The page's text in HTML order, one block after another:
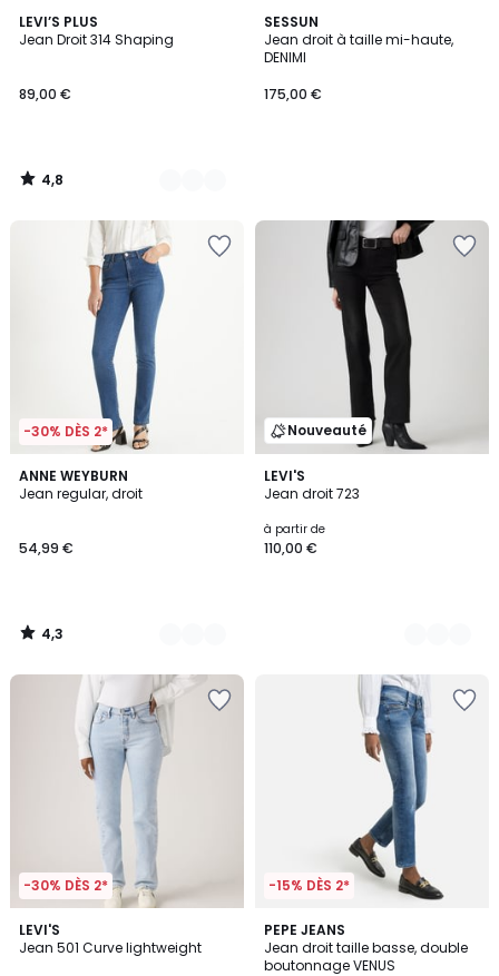
LEVI’S PLUS
Jean Droit 314 Shaping
89,00 €
4,8
/ 5
3
Couleurs
4,8
/
SESSUN
Jean droit à taille mi-haute,
DENIMI
175,00 €
-30% DÈS 2*
ANNE WEYBURN
Jean regular, droit
54,99 €
4,3
/ 5
3
Couleurs
4,3
/
Nouveauté
LEVI'S
Jean droit 723
à partir de
110,00 €
3
Couleurs
-30% DÈS 2*
LEVI'S
Jean 501 Curve lightweight
5
/
-15% DÈS 2*
PEPE JEANS
Jean droit taille basse, double
boutonnage VENUS
4,3
/ 5
2
Couleurs